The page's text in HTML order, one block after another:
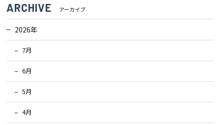
よくあるご質問
スタッフブログ
プライバシー
ポリシー
シー
サイトマップ
ARCHIVE アーカイブ
2026年
7月
6月
5月
4月